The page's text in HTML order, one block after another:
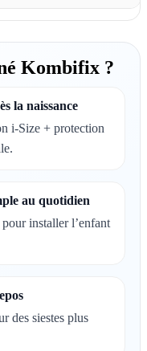
Kombifix ?
la naissance
i-Size + protection
au quotidien
installer l’enfant
des siestes plus